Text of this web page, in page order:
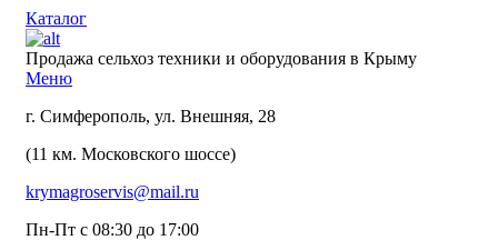
Каталог
Продажа сельхоз техники и оборудования в Крыму
Меню
г. Симферополь, ул. Внешняя, 28
(11 км. Московского шоссе)
krymagroservis@mail.ru
Пн-Пт с 08:30 до 17:00